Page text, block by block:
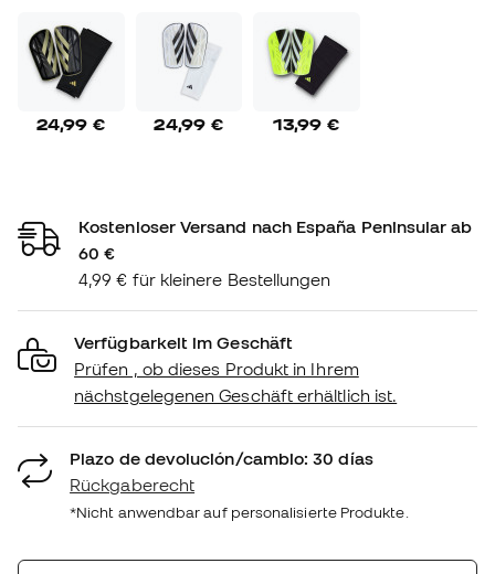
24,99 € 24,99 € 13,99 €
Kostenloser Versand nach España Peninsular ab
60 €
4,99 € für kleinere Bestellungen
Verfügbarkeit im Geschäft
Prüfen , ob dieses Produkt in Ihrem
nächstgelegenen Geschäft erhältlich ist.
Plazo de devolución/cambio: 30 días
Rückgaberecht
*Nicht anwendbar auf personalisierte Produkte.